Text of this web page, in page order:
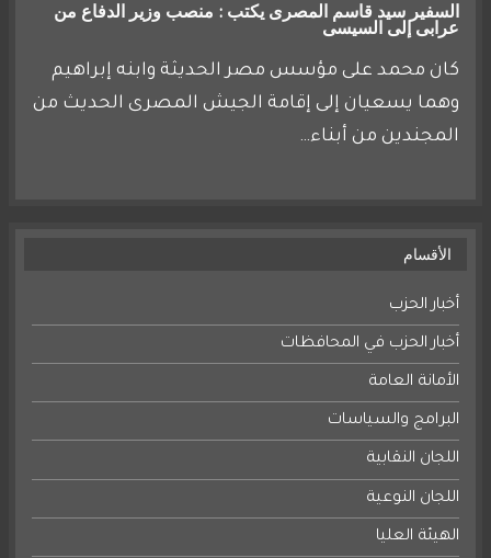
السفير سيد قاسم المصرى يكتب : منصب وزير الدفاع من
عرابى إلى السيسى
كان محمد على مؤسس مصر الحديثة وابنه إبراهيم
وهما يسعيان إلى إقامة الجيش المصرى الحديث من
المجندين من أبناء…
الأقسام
أخبار الحزب
أخبار الحزب في المحافظات
الأمانة العامة
البرامج والسياسات
اللجان النقابية
اللجان النوعية
الهيئة العليا